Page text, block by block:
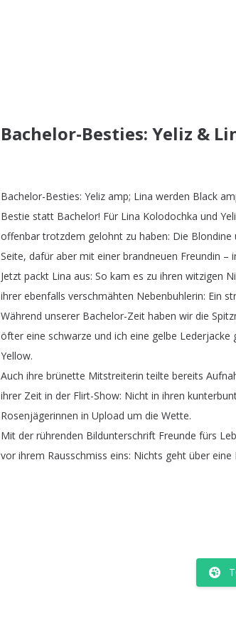
Bachelor-Besties: Yeliz &
Bachelor-Besties: Yeliz amp; Lina werden Black
Bestie statt Bachelor! Für Lina Kolodochka und
offenbar trotzdem gelohnt zu haben: Die Blondine
Seite, dafür aber mit einer brandneuen Freundin –
Jetzt packt Lina aus: So kam es zu ihren witzigen
ihrer ebenfalls verschmähten Nebenbuhlerin: Ein
Während unserer Bachelor-Zeit haben wir die
öfter eine schwarze und ich eine gelbe Lederjacke
Yellow.
Auch ihre brünette Mitstreiterin teilte bereits
ihrer Zeit in der Flirt-Show: Nicht in ihren
Rosenjägerinnen in Upload um die Wette.
Mit der rührenden Bildunterschrift Freunde fürs
vor ihrem Rausschmiss eins: Nichts geht über eine